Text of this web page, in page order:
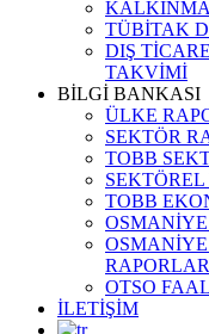
KALKINMA
TÜBİTAK
DIŞ
TAKVİMİ
BİLGİ BANKASI
ÜLKE
SEKTÖR
TOBB
TOBB
OTSO
İLETİŞİM